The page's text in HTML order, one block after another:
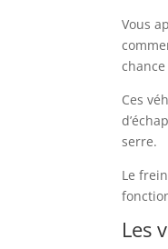
Vous
Ces
serre.
Le
Les